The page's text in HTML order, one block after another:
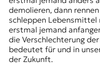
demolieren, dann
schleppen Lebensmittel
erstmal jemand
die Verschlechterung
bedeutet für und in
der Zukunft.